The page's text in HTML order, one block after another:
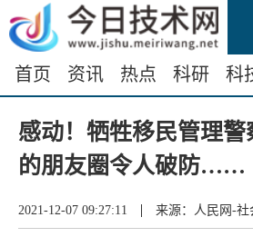
首页 资讯 热点 科研 科
感动！牺牲移民管理
的朋友圈令人破防……
2021-12-07 09:27:11 | 来源：人民网-